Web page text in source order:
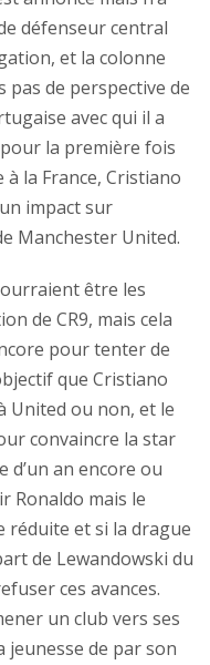
défenseur central
et la colonne
pas de perspective de
avec qui il a
la première fois
à la France, Cristiano
impact sur
Manchester United.
être les
de CR9, mais cela
pour tenter de
que Cristiano
United ou non, et le
convaincre la star
d’un an encore ou
Ronaldo mais le
réduite et si la drague
de Lewandowski du
ces avances.
un club vers ses
jeunesse de par son